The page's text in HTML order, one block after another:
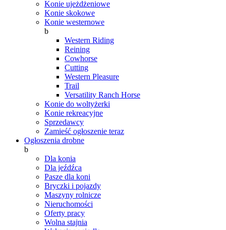
Konie ujeżdżeniowe
Konie skokowe
Konie westernowe
b
Western Riding
Reining
Cowhorse
Cutting
Western Pleasure
Trail
Versatility Ranch Horse
Konie do woltyżerki
Konie rekreacyjne
Sprzedawcy
Zamieść ogłoszenie teraz
Ogłoszenia drobne
b
Dla konia
Dla jeźdźca
Pasze dla koni
Bryczki i pojazdy
Maszyny rolnicze
Nieruchomości
Oferty pracy
Wolna stajnia